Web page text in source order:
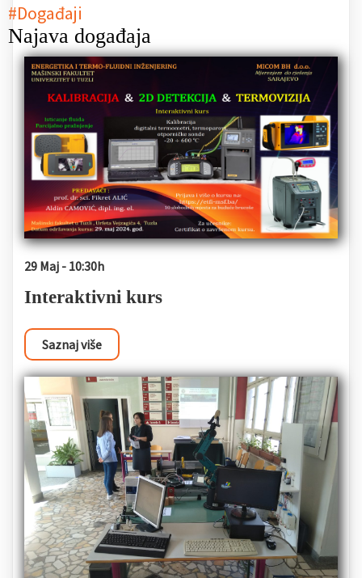
#Događaji
Najava događaja
29 Maj - 10:30h
Interaktivni kurs
Saznaj više